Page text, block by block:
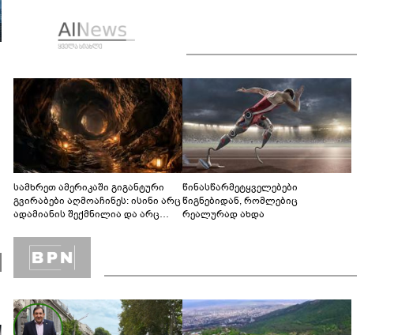
სამხრეთ ამერიკაში გიგანტური
გვირაბები აღმოაჩინეს: ისინი არც
ადამიანის შექმნილია და არც
ლაბირინთები?
წინასწარმეტყველებები
წიგნებიდან, რომლებიც
რეალურად ახდა